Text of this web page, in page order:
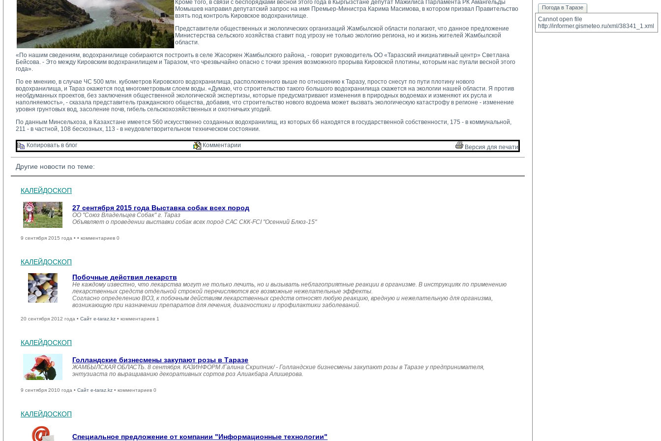
Кроме того, в связи с беспорядками весной этого года в Кыргызстане депутат Мажилиса Парламента РК Амангельды
Момышев направил депутатский запрос на имя Премьер-Министра Карима Масимова, в котором призвал Правительство
взять под контроль Кировское водохранилище.
Представители общественных и экологических организаций Жамбылской области полагают, что данное предложение
Министерства сельского хозяйства ставит под угрозу не только экологию региона, но и жизнь жителей Жамбылской
области.
«По нашим сведениям, водохранилище собираются построить в селе Жасоркен Жамбылского района, - говорит руководитель ОО «Таразский инициативный центр» Светлана
Бейсова. - Это между Кировским водохранилищем и Таразом, что чрезвычайно опасно с точки зрения возможного прорыва Кировской плотины, которым нас пугали весной этого
года».
По ее мнению, в случае ЧС 500 млн. кубометров Кировского водохранилища, расположенного выше по отношению к Таразу, просто снесут по пути плотину нового
водохранилища, и Тараз окажется под многометровым слоем воды. «Думаю, что строительство такого большого водохранилища скажется на экологии нашей области. Я против
необдуманных проектов, без заключения общественной экологической экспертизы, которые предусматривают изменения в природных водоемах и изменяют их русла и
наполняемость», - сказала представитель гражданского общества, добавив, что строительство нового водоема может вызвать экологическую катастрофу в регионе - изменение
уровня грунтовых вод, засоление почв, гибель сельскохозяйственных и охотничьих угодий.
По данным Минсельхоза, в Казахстане имеется 560 искусственно созданных водохранилищ, из которых 66 находятся в государственной собственности, 175 - в коммунальной,
211 - в частной, 108 бесхозных, 113 - в неудовлетворительном техническом состоянии.
Копировать в блог Комментарии Версия для печати
Другие новости по теме:
КАЛЕЙДОСКОП
27 сентября 2015 года Выставка собак всех пород
ОО "Союз Владельцев Собак" г. Тараз
Объявляет о проведении выставки собак всех пород САС СКК-FCI "Осенний Блюз-15"
9 сентября 2015 года • • комментариев 0
КАЛЕЙДОСКОП
Побочные действия лекарств
Не каждому известно, что лекарства могут не только лечить, но и вызывать неблагоприятные реакции в организме. В инструкциях по применению
лекарственных средств отдельной строкой перечисляются все возможные нежелательные эффекты.
Согласно определению ВОЗ, к побочным действиям лекарственных средств относят любую реакцию, вредную и нежелательную для организма,
возникающую при назначении препаратов для лечения, диагностики и профилактики заболеваний.
20 сентября 2012 года • Сайт e-taraz.kz • комментариев 1
КАЛЕЙДОСКОП
Голландские бизнесмены закупают розы в Таразе
ЖАМБЫЛСКАЯ ОБЛАСТЬ. 8 сентября. КАЗИНФОРМ /Галина Скрипник/ - Голландские бизнесмены закупают розы в Таразе у предпринимателя,
энтузиаста по выращиванию декоративных сортов роз Алиакбара Алишерова.
9 сентября 2010 года • Сайт e-taraz.kz • комментариев 0
КАЛЕЙДОСКОП
Специальное предложение от компании "Информационные технологии"
Погода в Таразе
Cannot open file
http://informer.gismeteo.ru/xml/38341_1.xml